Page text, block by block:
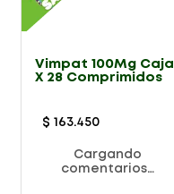
Vimpat 100Mg Caja
X 28 Comprimidos
$ 163.450
Cargando
comentarios…